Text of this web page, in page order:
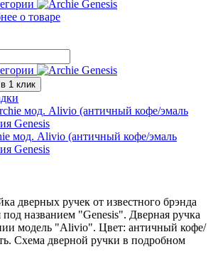
о товаре
1 клик
мод. Alivio (античный кофе/эмаль
Genesis
дверных ручек от известного брэнда
названием "Genesis". Дверная ручка
модель "Alivio". Цвет: античный кофе/
Схема дверной ручки в подробном